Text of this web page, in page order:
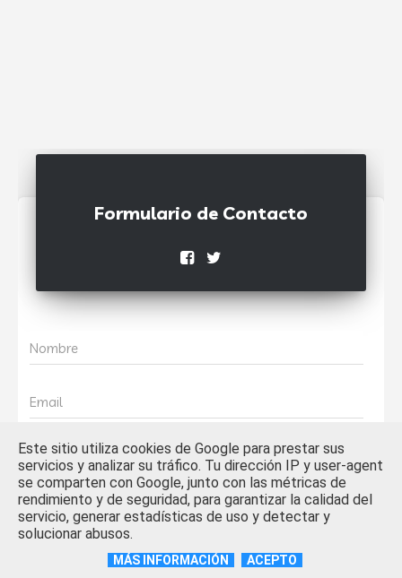
Formulario de Contacto
Nombre
Email
Mensaje
Este sitio utiliza cookies de Google para prestar sus
servicios y analizar su tráfico. Tu dirección IP y user-agent
se comparten con Google, junto con las métricas de
rendimiento y de seguridad, para garantizar la calidad del
servicio, generar estadísticas de uso y detectar y
solucionar abusos.
MÁS INFORMACIÓN ACEPTO